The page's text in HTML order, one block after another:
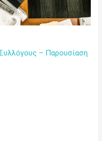
Συλλόγους – Παρουσίαση